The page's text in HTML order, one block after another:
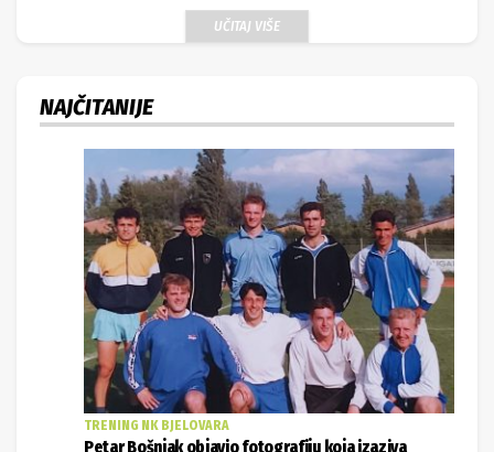
UČITAJ VIŠE
NAJČITANIJE
TRENING NK BJELOVARA
Petar Bošnjak objavio fotografiju koja izaziva